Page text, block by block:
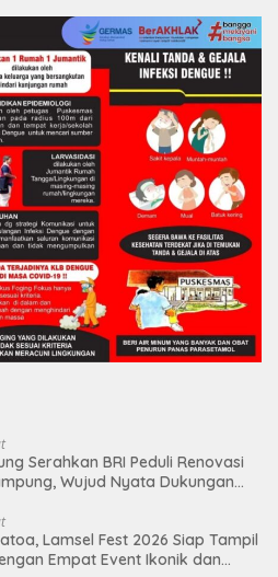
Serahkan BRI Peduli Renovasi
Wujud Nyata Dukungan
Lamsel Fest 2026 Siap Tampil
Empat Event Ikonik dan